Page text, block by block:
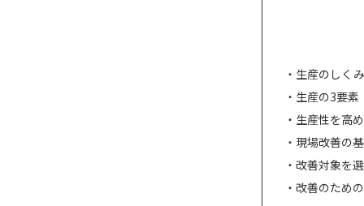
生産のしくみ
生産の3要素
生産性を高
現場改善の
改善対象を
改善のため